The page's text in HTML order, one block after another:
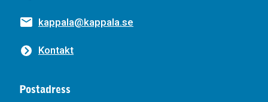
kappala@kappala.se
Kontakt
Postadress